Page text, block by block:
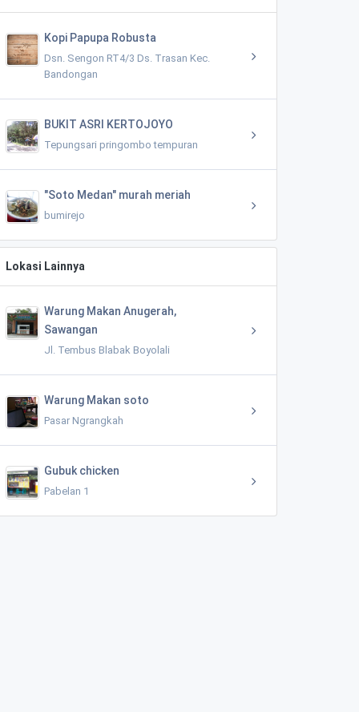
Kopi Papupa Robusta
Dsn. Sengon RT4/3 Ds. Trasan Kec.
Bandongan
BUKIT ASRI KERTOJOYO
Tepungsari pringombo tempuran
"Soto Medan" murah meriah
bumirejo
Lokasi Lainnya
Warung Makan Anugerah,
Sawangan
Jl. Tembus Blabak Boyolali
Warung Makan soto
Pasar Ngrangkah
Gubuk chicken
Pabelan 1